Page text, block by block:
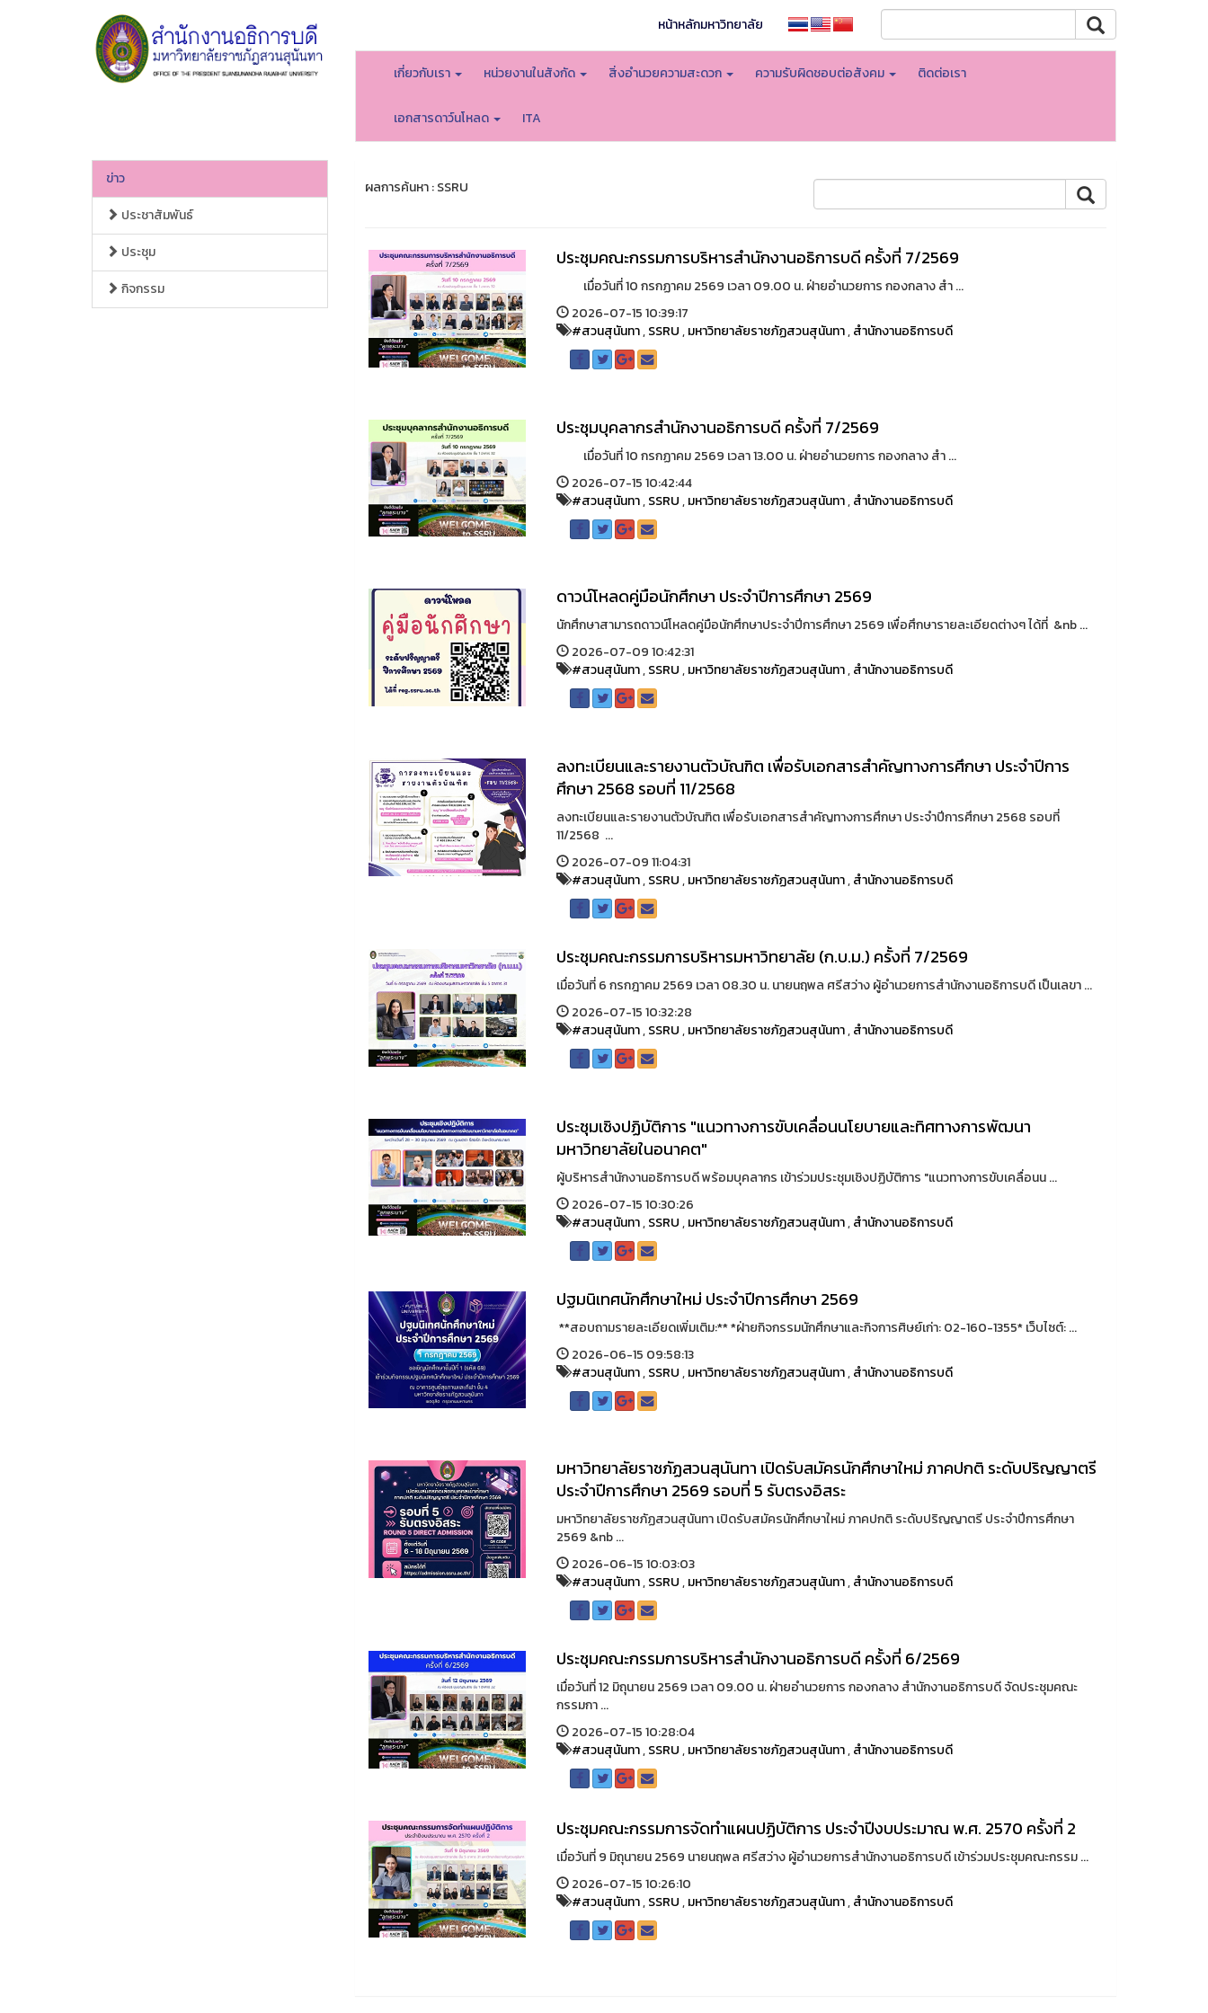
หน้าหลักมหาวิทยาลัย
เกี่ยวกับเรา หน่วยงานในสังกัด สิ่งอำนวยความสะดวก ความรับผิดชอบต่อสังคม ติดต่อเรา
เอกสารดาว์นโหลด ITA
ข่าว
ประชาสัมพันธ์
ประชุม
กิจกรรม
ผลการค้นหา : SSRU
ประชุมคณะกรรมการบริหารสำนักงานอธิการบดี ครั้งที่ 7/2569
เมื่อวันที่ 10 กรกฏาคม 2569 เวลา 09.00 น. ฝ่ายอำนวยการ กองกลาง สำ ...
2026-07-15 10:39:17
#สวนสุนันทา,SSRU,มหาวิทยาลัยราชภัฏสวนสุนันทา,สำนักงานอธิการบดี
ประชุมบุคลากรสำนักงานอธิการบดี ครั้งที่ 7/2569
เมื่อวันที่ 10 กรกฏาคม 2569 เวลา 13.00 น. ฝ่ายอำนวยการ กองกลาง สำ ...
2026-07-15 10:42:44
#สวนสุนันทา,SSRU,มหาวิทยาลัยราชภัฏสวนสุนันทา,สำนักงานอธิการบดี
ดาวน์โหลดคู่มือนักศึกษา ประจำปีการศึกษา 2569
นักศึกษาสามารถดาวน์โหลดคู่มือนักศึกษาประจำปีการศึกษา 2569 เพื่อศึกษารายละเอียดต่างๆ ได้ที่ &nb ...
2026-07-09 10:42:31
#สวนสุนันทา,SSRU,มหาวิทยาลัยราชภัฏสวนสุนันทา,สำนักงานอธิการบดี
ลงทะเบียนและรายงานตัวบัณฑิต เพื่อรับเอกสารสำคัญทางการศึกษา ประจำปีการ
ศึกษา 2568 รอบที่ 11/2568
ลงทะเบียนและรายงานตัวบัณฑิต เพื่อรับเอกสารสำคัญทางการศึกษา ประจำปีการศึกษา 2568 รอบที่
11/2568 ...
2026-07-09 11:04:31
#สวนสุนันทา,SSRU,มหาวิทยาลัยราชภัฏสวนสุนันทา,สำนักงานอธิการบดี
ประชุมคณะกรรมการบริหารมหาวิทยาลัย (ก.บ.ม.) ครั้งที่ 7/2569
เมื่อวันที่ 6 กรกฎาคม 2569 เวลา 08.30 น. นายนฤพล ศรีสว่าง ผู้อำนวยการสำนักงานอธิการบดี เป็นเลขา ...
2026-07-15 10:32:28
#สวนสุนันทา,SSRU,มหาวิทยาลัยราชภัฏสวนสุนันทา,สำนักงานอธิการบดี
ประชุมเชิงปฏิบัติการ "แนวทางการขับเคลื่อนนโยบายและทิศทางการพัฒนา
มหาวิทยาลัยในอนาคต"
ผู้บริหารสำนักงานอธิการบดี พร้อมบุคลากร เข้าร่วมประชุมเชิงปฏิบัติการ "แนวทางการขับเคลื่อนน ...
2026-07-15 10:30:26
#สวนสุนันทา,SSRU,มหาวิทยาลัยราชภัฏสวนสุนันทา,สำนักงานอธิการบดี
ปฐมนิเทศนักศึกษาใหม่ ประจำปีการศึกษา 2569
**สอบถามรายละเอียดเพิ่มเติม:** *ฝ่ายกิจกรรมนักศึกษาและกิจการศิษย์เก่า: 02-160-1355* เว็บไซต์: ...
2026-06-15 09:58:13
#สวนสุนันทา,SSRU,มหาวิทยาลัยราชภัฏสวนสุนันทา,สำนักงานอธิการบดี
มหาวิทยาลัยราชภัฏสวนสุนันทา เปิดรับสมัครนักศึกษาใหม่ ภาคปกติ ระดับปริญญาตรี
ประจำปีการศึกษา 2569 รอบที่ 5 รับตรงอิสระ
มหาวิทยาลัยราชภัฏสวนสุนันทา เปิดรับสมัครนักศึกษาใหม่ ภาคปกติ ระดับปริญญาตรี ประจำปีการศึกษา
2569 &nb ...
2026-06-15 10:03:03
#สวนสุนันทา,SSRU,มหาวิทยาลัยราชภัฏสวนสุนันทา,สำนักงานอธิการบดี
ประชุมคณะกรรมการบริหารสำนักงานอธิการบดี ครั้งที่ 6/2569
เมื่อวันที่ 12 มิถุนายน 2569 เวลา 09.00 น. ฝ่ายอำนวยการ กองกลาง สำนักงานอธิการบดี จัดประชุมคณะ
กรรมกา ...
2026-07-15 10:28:04
#สวนสุนันทา,SSRU,มหาวิทยาลัยราชภัฏสวนสุนันทา,สำนักงานอธิการบดี
ประชุมคณะกรรมการจัดทำแผนปฏิบัติการ ประจำปีงบประมาณ พ.ศ. 2570 ครั้งที่ 2
เมื่อวันที่ 9 มิถุนายน 2569 นายนฤพล ศรีสว่าง ผู้อำนวยการสำนักงานอธิการบดี เข้าร่วมประชุมคณะกรรม ...
2026-07-15 10:26:10
#สวนสุนันทา,SSRU,มหาวิทยาลัยราชภัฏสวนสุนันทา,สำนักงานอธิการบดี